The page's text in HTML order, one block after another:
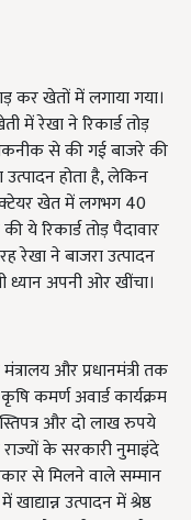
कर खेतों में लगाया गया।
में रेखा ने रिकार्ड तोड़
से की गई बाजरे की
होता है, लेकिन
खेत में लगभग 40
ये रिकार्ड तोड़ पैदावार
रेखा ने बाजरा उत्पादन
अपनी ओर खींचा।
और प्रधानमंत्री तक
कमर्ण अवार्ड कार्यक्रम
और दो लाख रुपये
के सरकारी नुमाइंदे
से मिलने वाले सम्मान
उत्पादन में श्रेष्ठ